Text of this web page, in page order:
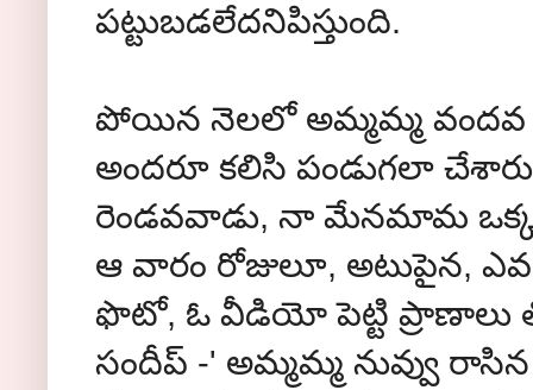
పట్టుబడలేదనిపిస్తుంది.
పోయిన నెలలో అమ్మమ్మ వందవ
అందరూ కలిసి పండుగలా
రెండవవాడు, నా మేనమామ
ఆ వారం రోజులూ, అటుపైన,
ఫొటో, ఓ వీడియో పెట్టి ప్రాణాలు
సందీప్ -' అమ్మమ్మ నువ్వు